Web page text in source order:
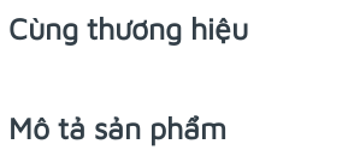
Cùng thương hiệu
Mô tả sản phẩm